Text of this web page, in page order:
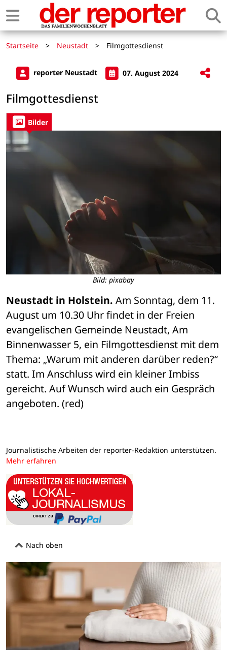
Startseite > Neustadt > Filmgottesdienst
reporter Neustadt 07. August 2024
Filmgottesdienst
Bilder
Bild: pixabay
Neustadt in Holstein. Am Sonntag, dem 11.
August um 10.30 Uhr findet in der Freien
evangelischen Gemeinde Neustadt, Am
Binnenwasser 5, ein Filmgottesdienst mit dem
Thema: „Warum mit anderen darüber reden?“
statt. Im Anschluss wird ein kleiner Imbiss
gereicht. Auf Wunsch wird auch ein Gespräch
angeboten. (red)
Journalistische Arbeiten der reporter-Redaktion unterstützen.
Mehr erfahren
Nach oben